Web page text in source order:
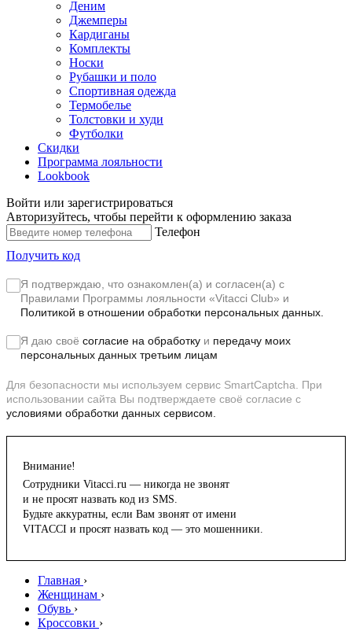
Деним
Джемперы
Кардиганы
Комплекты
Носки
Рубашки и поло
Спортивная одежда
Термобелье
Толстовки и худи
Футболки
Скидки
Программа лояльности
Lookbook
Войти или зарегистрироваться
Авторизуйтесь, чтобы перейти к оформлению заказа
Телефон
Получить код
Я подтверждаю, что ознакомлен(а) и согласен(а) с
Правилами Программы лояльности «Vitacci Club» и
Политикой в отношении обработки персональных данных.
Я даю своё согласие на обработку и передачу моих
персональных данных третьим лицам
Для безопасности мы используем сервис SmartCaptcha. При
использовании сайта Вы подтверждаете своё согласие с
условиями обработки данных сервисом.
Внимание!
Сотрудники Vitacci.ru — никогда не звонят
и не просят назвать код из SMS.
Будьте аккуратны, если Вам звонят от имени
VITACCI и просят назвать код — это мошенники.
Главная ›
Женщинам ›
Обувь ›
Кроссовки ›